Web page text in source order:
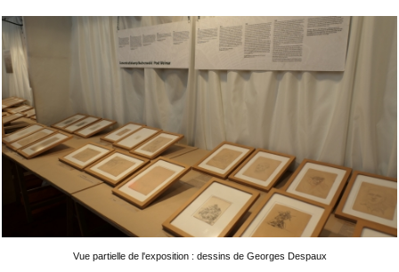
Vue partielle de l'exposition : dessins de Georges Despaux